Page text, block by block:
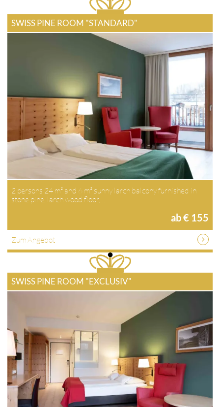
SWISS PINE ROOM "STANDARD"
2 persons 24 m² and 6 m² sunny larch balcony furnished in
stone pine, larch wood floor,…
ab € 155
Zum Angebot
SWISS PINE ROOM "EXCLUSIV"